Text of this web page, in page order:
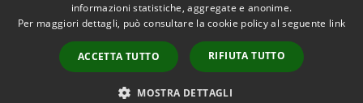
Accessibilità
Copyright © 2026 • Comune di
Pontedassio • Powered by
Municipium•
Accesso
redazione
informazioni statistiche, aggregate e anonime.
Per maggiori dettagli, può consultare la cookie policy al seguente link
ACCETTA TUTTO RIFIUTA TUTTO
MOSTRA DETTAGLI